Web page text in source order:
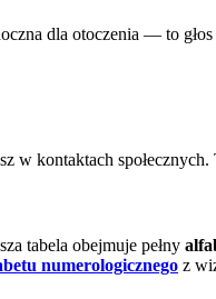
dla otoczenia — to głos
kontaktach społecznych.
tabela obejmuje pełny
numerologicznego z